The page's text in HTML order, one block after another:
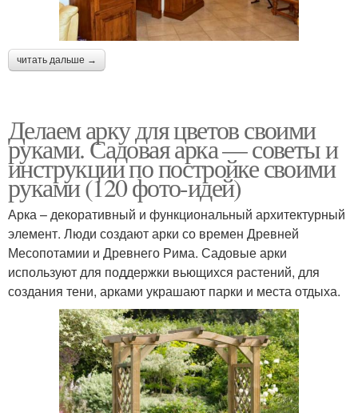
читать дальше →
Делаем арку для цветов своими
руками. Садовая арка — советы и
инструкции по постройке своими
руками (120 фото-идей)
Арка – декоративный и функциональный архитектурный
элемент. Люди создают арки со времен Древней
Месопотамии и Древнего Рима. Садовые арки
используют для поддержки вьющихся растений, для
создания тени, арками украшают парки и места отдыха.